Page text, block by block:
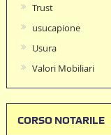
Trust
usucapione
Usura
Valori Mobiliari
CORSO NOTARILE